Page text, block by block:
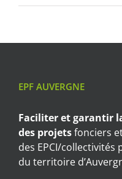
EPF AUVERGNE
Faciliter et garantir
des projetsfonciers
des EPCI/
du territoire